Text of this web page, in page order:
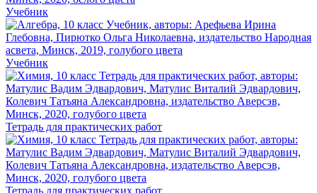
Учебник
Учебник
Тетрадь для практических работ